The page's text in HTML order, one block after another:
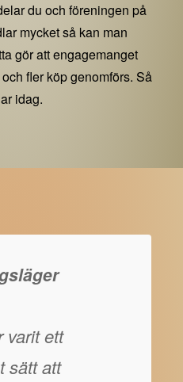
du och föreningen på
mycket så kan man
gör att engagemanget
fler köp genomförs. Så
idag.
varit ett
sätt att